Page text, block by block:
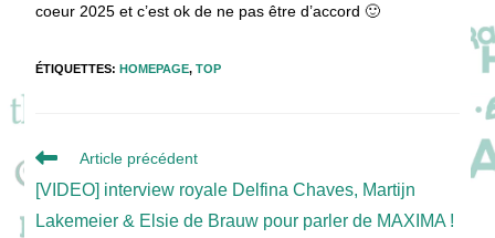
coeur 2025 et c’est ok de ne pas être d’accord 🙂
ÉTIQUETTES:HOMEPAGE, TOP
Read
articles
Article précédent
[VIDEO] interview royale Delfina Chaves, Martijn
Lakemeier & Elsie de Brauw pour parler de MAXIMA !